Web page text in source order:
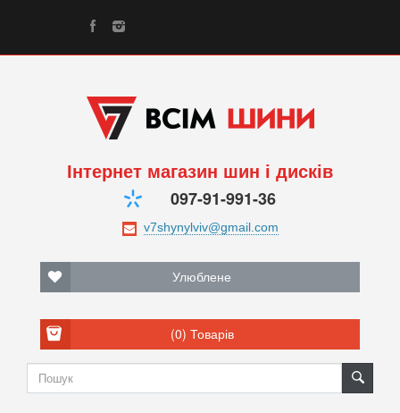
Інтернет магазин шин і дисків
097-91-991-36
Улюблене
(0) Товарів